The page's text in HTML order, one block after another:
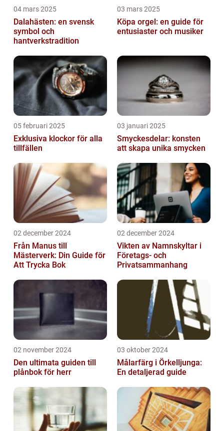
04 mars 2025
Dalahästen: en svensk
symbol och
hantverkstradition
03 mars 2025
Köpa orgel: en guide för
entusiaster och musiker
05 februari 2025
Exklusiva klockor för alla
tillfällen
03 januari 2025
Smyckesdelar: konsten
att skapa unika smycken
02 december 2024
Från Manus till
Mästerverk: Din Guide för
Att Trycka Bok
02 december 2024
Vikten av Namnskyltar i
Företags- och
Privatsammanhang
02 november 2024
Den ultimata guiden till
plånbok för herr
03 oktober 2024
Målarfärg i Örkelljunga:
En detaljerad guide